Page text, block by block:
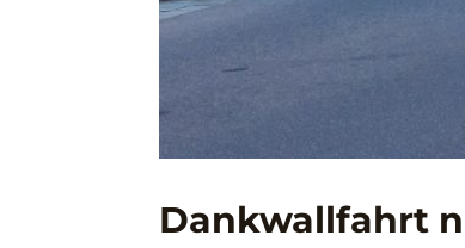
Dankwallfahrt